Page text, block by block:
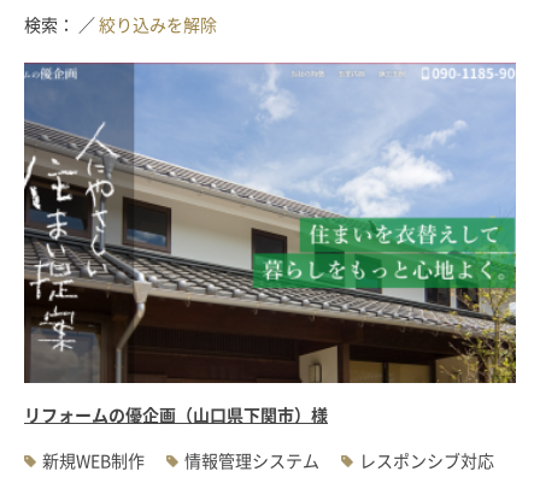
#翻訳・多言語対応
#情報管理システム
#写真撮影
#ドローン撮影(空撮)
#アクセス解析・SEO対策
#名刺・パンフレット制作
#販促・ノベルティーグッズ制作
#ロゴマークデザイン
#SDGsサポート
#IT導入補助金
#JavaScript
#WEBサーバ移転
#AWS構築
#IoT関連
#Androidアプリ開発
#インソーシングコンサルティング
#JIS X 8341-3規格
#PHP
#MySQL
#採用・求人
#学校・教育・スクール
#病院・クリニック・医療
#集客サポート #広告運用
検索： ／絞り込みを解除
リフォームの優企画（山口県下関市）様
新規WEB制作
情報管理システム レスポンシブ対応